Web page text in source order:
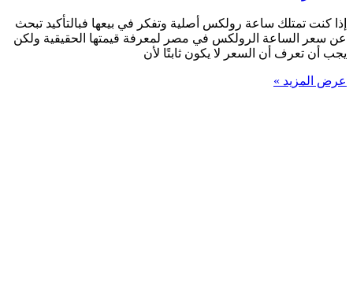
إذا كنت تمتلك ساعة رولكس أصلية وتفكر في بيعها فبالتأكيد تبحث
عن سعر الساعة الرولكس في مصر لمعرفة قيمتها الحقيقية ولكن
يجب أن تعرف أن السعر لا يكون ثابتًا لأن
عرض المزيد »